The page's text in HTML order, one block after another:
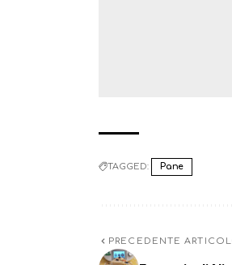
TAGGED: Pane
PRECEDENTE